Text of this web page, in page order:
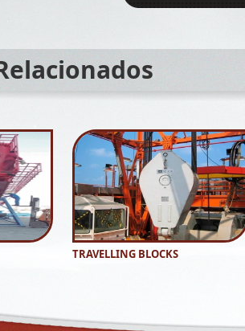
TRAVELLING BLOCKS